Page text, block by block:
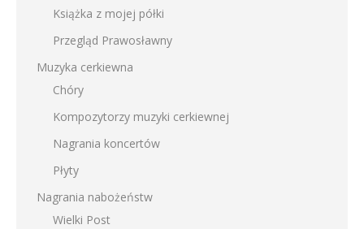
Książka z mojej półki
Przegląd Prawosławny
Muzyka cerkiewna
Chóry
Kompozytorzy muzyki cerkiewnej
Nagrania koncertów
Płyty
Nagrania nabożeństw
Wielki Post